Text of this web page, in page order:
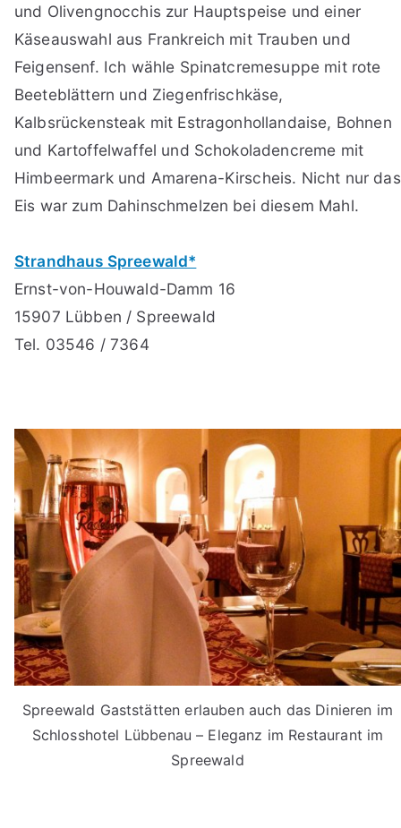
und Olivengnocchis zur Hauptspeise und einer
Käseauswahl aus Frankreich mit Trauben und
Feigensenf. Ich wähle Spinatcremesuppe mit rote
Beeteblättern und Ziegenfrischkäse,
Kalbsrückensteak mit Estragonhollandaise, Bohnen
und Kartoffelwaffel und Schokoladencreme mit
Himbeermark und Amarena-Kirscheis. Nicht nur das
Eis war zum Dahinschmelzen bei diesem Mahl.
Strandhaus Spreewald*
Ernst-von-Houwald-Damm 16
15907 Lübben / Spreewald
Tel. 03546 / 7364
Spreewald Gaststätten erlauben auch das Dinieren im
Schlosshotel Lübbenau – Eleganz im Restaurant im
Spreewald